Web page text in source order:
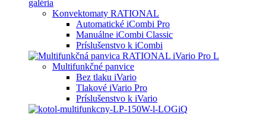
Konvektomaty RATIONAL
Automatické iCombi Pro
Manuálne iCombi Classic
Príslušenstvo k iCombi
Multifunkčné panvice
Bez tlaku iVario
Tlakové iVario Pro
Príslušenstvo k iVario